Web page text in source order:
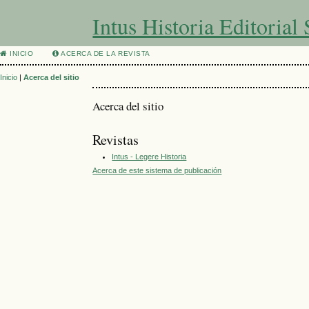
Intus Historia Editorial
INICIO ACERCA DE LA REVISTA
Inicio | Acerca del sitio
Acerca del sitio
Revistas
Intus - Legere Historia
Acerca de este sistema de publicación